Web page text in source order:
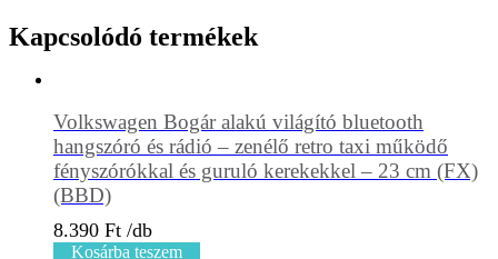
Kapcsolódó termékek
Volkswagen Bogár alakú világító bluetooth
hangszóró és rádió – zenélő retro taxi működő
fényszórókkal és guruló kerekekkel – 23 cm (FX)
(BBD)
8.390 Ft
Kosárba teszem